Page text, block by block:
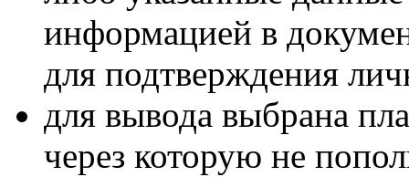
информацией в
для подтверждения
для вывода выбрана
через которую не